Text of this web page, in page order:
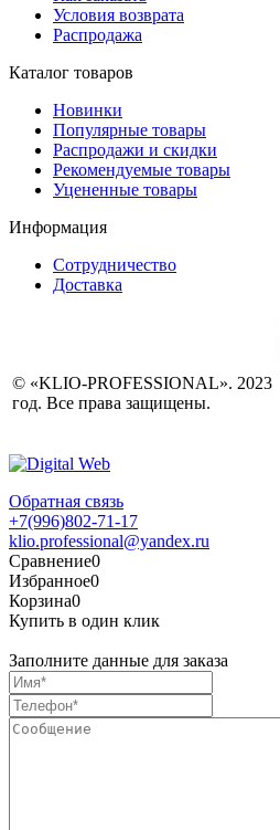
Условия возврата
Распродажа
Каталог товаров
Новинки
Популярные товары
Распродажи и скидки
Рекомендуемые товары
Уцененные товары
Информация
Сотрудничество
Доставка
© «KLIO-PROFESSIONAL». 2023
год. Все права защищены.
Обратная связь
+7(996)802-71-17
klio.professional@yandex.ru
Сравнение0
Избранное0
Корзина0
Купить в один клик
Заполните данные для заказа